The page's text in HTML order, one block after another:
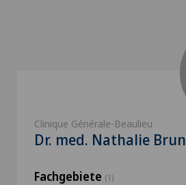
Clinique Générale-Beaulieu
Dr. med. Nathalie Brun
Fachgebiete (1)